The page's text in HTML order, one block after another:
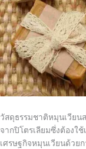
วัสดุธรรมชาติหมุนเวียน
จากปิโตรเลียมซึ่งต้องใ
เศรษฐกิจหมุนเวียนด้วย